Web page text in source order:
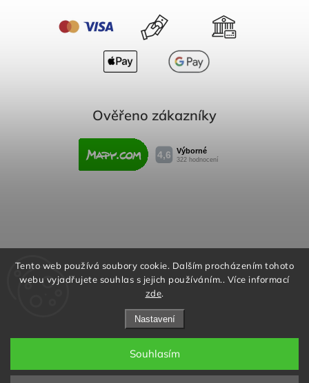
Tento web používá soubory cookie. Dalším procházením tohoto
webu vyjadřujete souhlas s jejich používáním.. Více informací
zde.
Nastavení
Souhlasím
Ověřeno zákazníky
Obchodní podmínky
Reklamační řád
Podmínky ochrany osobních údajů
Copyright 2026Rafity.cz. Všechna práva vyhrazena.
Upravit nastavení cookies
Aktivujte kód "RAFITY15" na